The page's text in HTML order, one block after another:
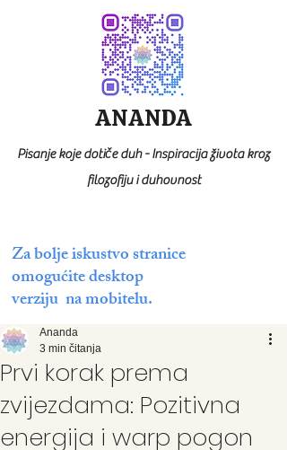
Za bolje iskustvo stranice
omogućite desktop
verziju na mobitelu.
ANANDA
Pisanje koje dotiče duh - Inspiracija života kroz
filozofiju i duhovnost
Prvi korak prema
zvijezdama: Pozitivna
energija i warp pogon
Ananda
3 min čitanja